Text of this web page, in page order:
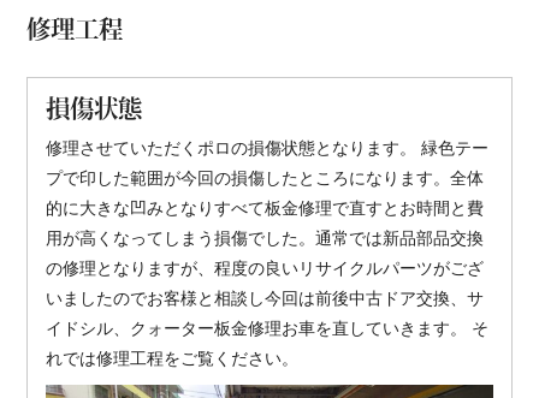
修理工程
損傷状態
修理させていただくポロの損傷状態となります。 緑色テー
プで印した範囲が今回の損傷したところになります。全体
的に大きな凹みとなりすべて板金修理で直すとお時間と費
用が高くなってしまう損傷でした。通常では新品部品交換
の修理となりますが、程度の良いリサイクルパーツがござ
いましたのでお客様と相談し今回は前後中古ドア交換、サ
イドシル、クォーター板金修理お車を直していきます。 そ
れでは修理工程をご覧ください。